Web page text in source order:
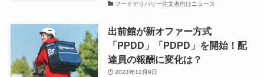
フードデリバリー注文者向けニュース
出前館が新オファー方式
「PPDD」「PDPD」を開始！配
達員の報酬に変化は？
2024年12月9日